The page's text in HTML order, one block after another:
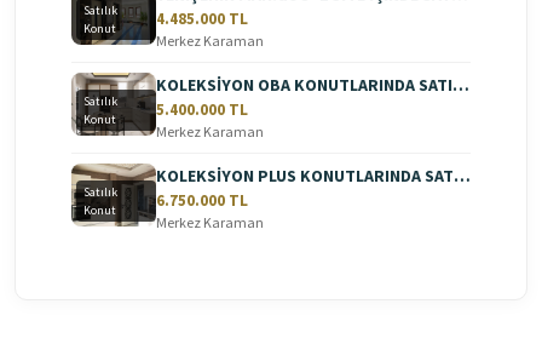
Satılık
Konut
4.485.000 TL
Merkez Karaman
Satılık
Konut
KOLEKSİYON OBA KONUTLARINDA SATILIK 2+1 DAİRE
5.400.000 TL
Merkez Karaman
Satılık
Konut
KOLEKSİYON PLUS KONUTLARINDA SATILIK LÜKS DAİRE
6.750.000 TL
Merkez Karaman